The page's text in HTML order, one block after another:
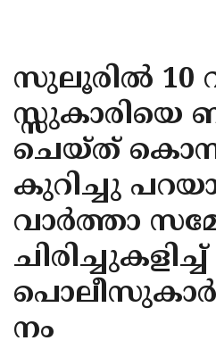
KANNUR
KASARAGOD
സുലൂരില്‍ 10
സ്സുകാരിയെ
ചെയ്ത്
കുറിച്ചു
വാര്‍ത്താ
ചിരിച്ചുകളിച്ച്
പൊലീസുകാര്‍
നം